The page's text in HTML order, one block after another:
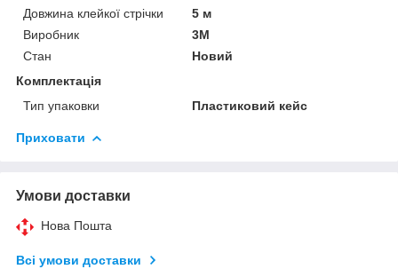
Довжина клейкої стрічки
5 м
Виробник
3М
Стан
Новий
Комплектація
Тип упаковки
Пластиковий кейс
Приховати
Умови доставки
Нова Пошта
Всі умови доставки